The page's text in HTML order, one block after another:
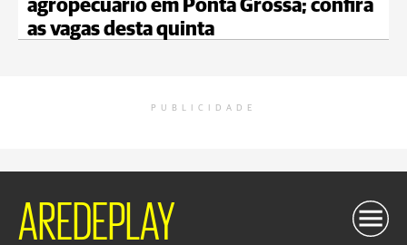
agropecuário em Ponta Grossa; confira
as vagas desta quinta
PUBLICIDADE
AREDEPLAY